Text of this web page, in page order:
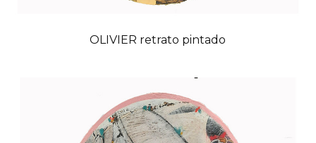
OLIVIER retrato pintado